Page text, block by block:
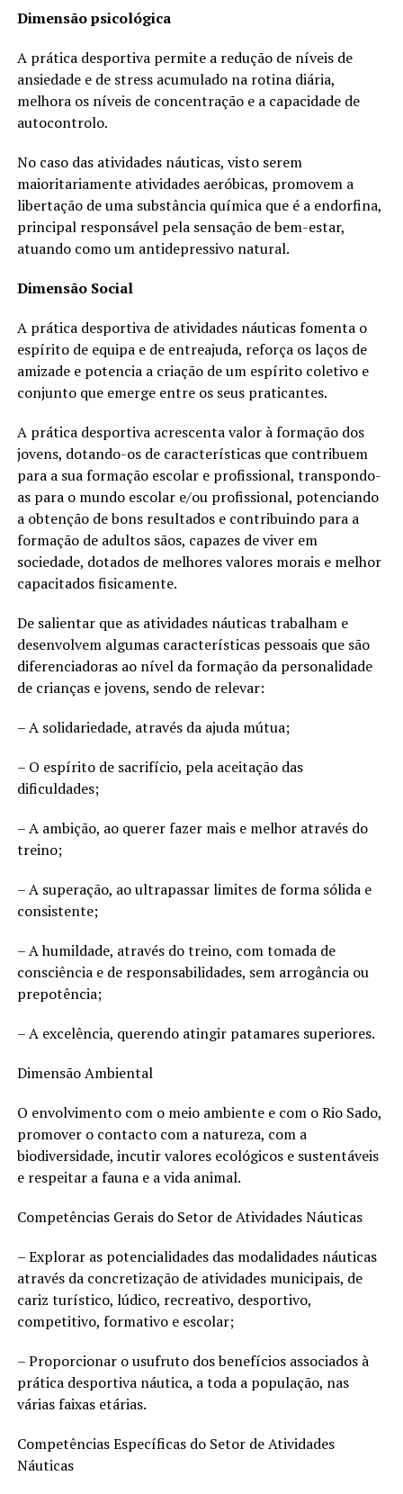
Dimensão psicológica
A prática desportiva permite a redução de níveis de
ansiedade e de stress acumulado na rotina diária,
melhora os níveis de concentração e a capacidade de
autocontrolo.
No caso das atividades náuticas, visto serem
maioritariamente atividades aeróbicas, promovem a
libertação de uma substância química que é a endorfina,
principal responsável pela sensação de bem-estar,
atuando como um antidepressivo natural.
Dimensão Social
A prática desportiva de atividades náuticas fomenta o
espírito de equipa e de entreajuda, reforça os laços de
amizade e potencia a criação de um espírito coletivo e
conjunto que emerge entre os seus praticantes.
A prática desportiva acrescenta valor à formação dos
jovens, dotando-os de características que contribuem
para a sua formação escolar e profissional, transpondo-
as para o mundo escolar e/ou profissional, potenciando
a obtenção de bons resultados e contribuindo para a
formação de adultos sãos, capazes de viver em
sociedade, dotados de melhores valores morais e melhor
capacitados fisicamente.
De salientar que as atividades náuticas trabalham e
desenvolvem algumas características pessoais que são
diferenciadoras ao nível da formação da personalidade
de crianças e jovens, sendo de relevar:
– A solidariedade, através da ajuda mútua;
– O espírito de sacrifício, pela aceitação das
dificuldades;
– A ambição, ao querer fazer mais e melhor através do
treino;
– A superação, ao ultrapassar limites de forma sólida e
consistente;
– A humildade, através do treino, com tomada de
consciência e de responsabilidades, sem arrogância ou
prepotência;
– A excelência, querendo atingir patamares superiores.
Dimensão Ambiental
O envolvimento com o meio ambiente e com o Rio Sado,
promover o contacto com a natureza, com a
biodiversidade, incutir valores ecológicos e sustentáveis
e respeitar a fauna e a vida animal.
Competências Gerais do Setor de Atividades Náuticas
– Explorar as potencialidades das modalidades náuticas
através da concretização de atividades municipais, de
cariz turístico, lúdico, recreativo, desportivo,
competitivo, formativo e escolar;
– Proporcionar o usufruto dos benefícios associados à
prática desportiva náutica, a toda a população, nas
várias faixas etárias.
Competências Específicas do Setor de Atividades
Náuticas